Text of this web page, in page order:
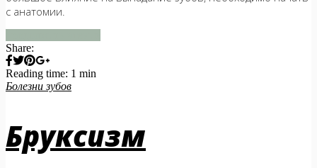
с анатомии.
Share:
Reading time: 1 min
Болезни зубов
Бруксизм